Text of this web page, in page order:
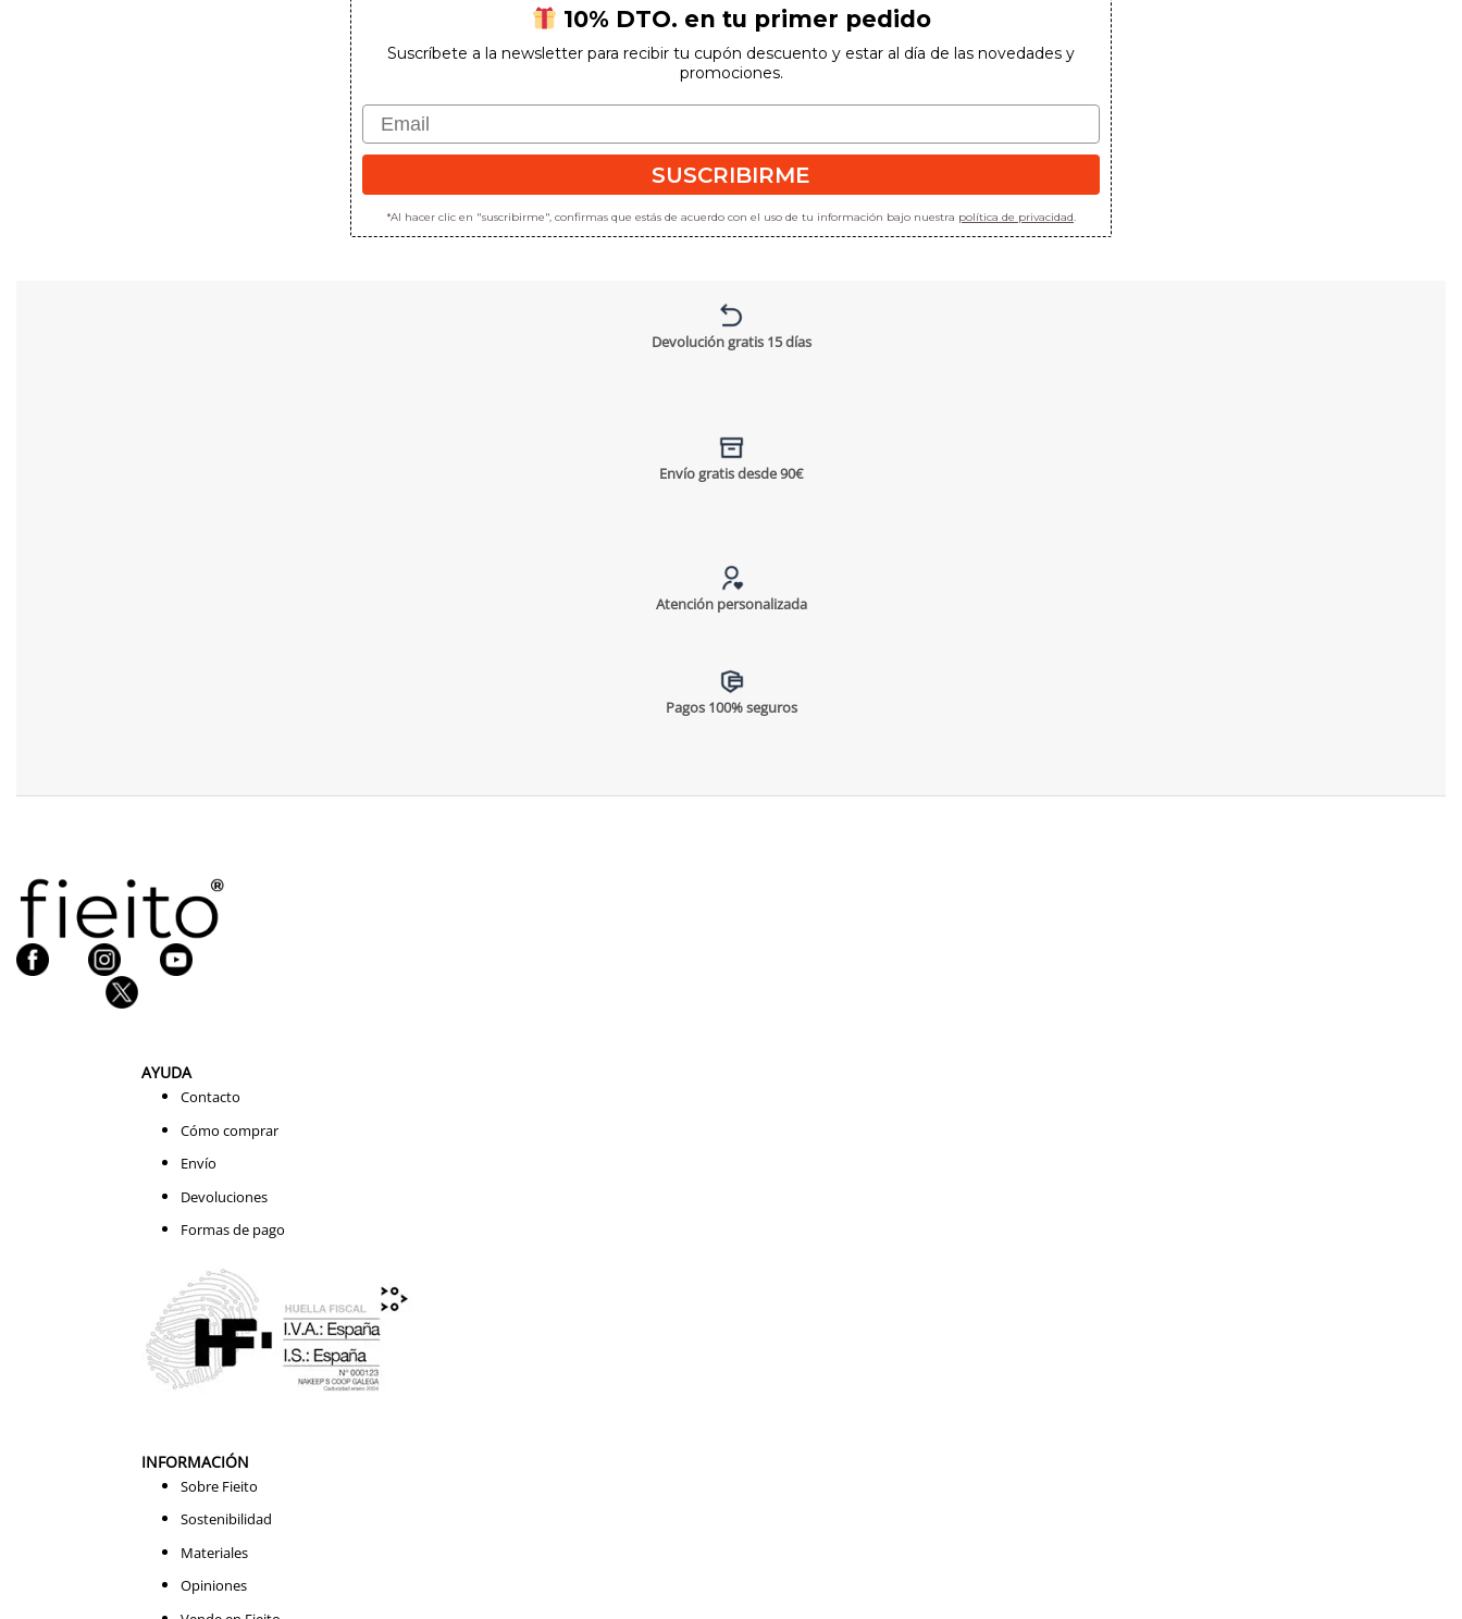
10% DTO. en tu primer pedido
Suscríbete a la newsletter para recibir tu cupón descuento y estar al día de las novedades y
promociones.
Email
SUSCRIBIRME
*Al hacer clic en "suscribirme", confirmas que estás de acuerdo con el uso de tu información bajo nuestra política de privacidad.
Devolución gratis 15 días
Envío gratis desde 90€
Atención personalizada
Pagos 100% seguros
AYUDA
Contacto
Cómo comprar
Envío
Devoluciones
Formas de pago
INFORMACIÓN
Sobre Fieito
Sostenibilidad
Materiales
Opiniones